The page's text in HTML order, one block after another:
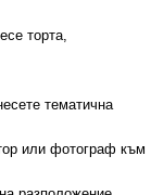
торта,
тематична
или фотограф към